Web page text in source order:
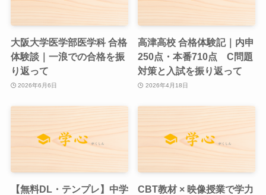
大阪大学医学部医学科 合格
体験談｜一浪での合格を振
り返って
2026年6月6日
高津高校 合格体験記｜内申
250点・本番710点 C問題
対策と入試を振り返って
2026年4月18日
【無料DL・テンプレ】中学
CBT教材 × 映像授業で学力